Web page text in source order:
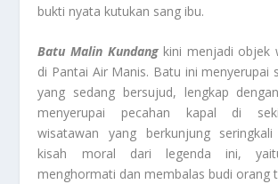
bukti nyata kutukan sang ibu.
Batu Malin Kundangkini menjadi objek
di Pantai Air Manis. Batu ini menyerupai
yang sedang bersujud, lengkap
menyerupai pecahan kapal di
wisatawan yang berkunjung seringkali
kisah moral dari legenda ini,
menghormati dan membalas budi orang